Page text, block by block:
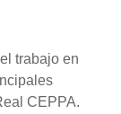
trabajo en
CEPPA.